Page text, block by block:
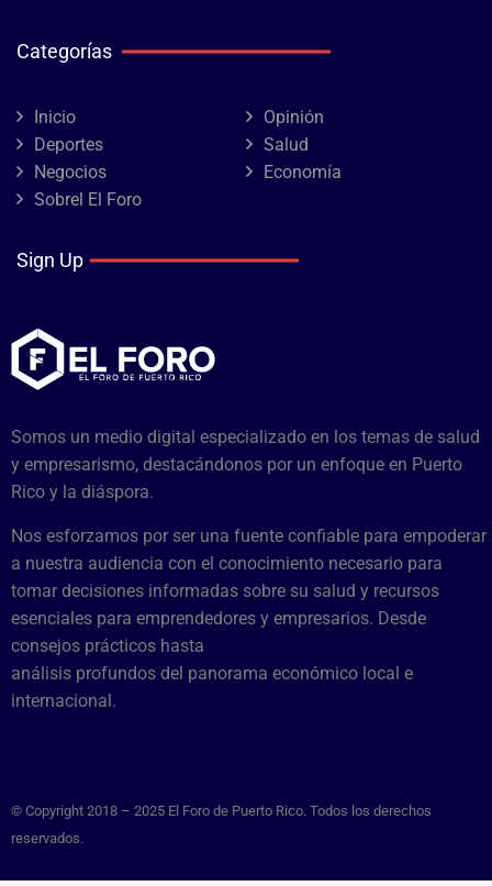
Categorías
Inicio
Opinión
Deportes
Salud
Negocios
Economía
Sobrel El Foro
Sign Up
Somos un medio digital especializado en los temas de salud
y empresarismo, destacándonos por un enfoque en Puerto
Rico y la diáspora.
Nos esforzamos por ser una fuente confiable para empoderar
a nuestra audiencia con el conocimiento necesario para
tomar decisiones informadas sobre su salud y recursos
esenciales para emprendedores y empresarios. Desde
consejos prácticos hasta
análisis profundos del panorama económico local e
internacional.
© Copyright 2018 – 2025 El Foro de Puerto Rico. Todos los derechos
reservados.